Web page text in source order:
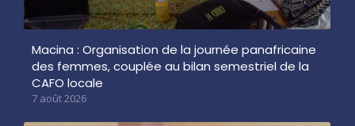
Macina : Organisation de la journée panafricaine
des femmes, couplée au bilan semestriel de la
CAFO locale
7 août 2026